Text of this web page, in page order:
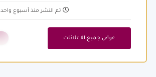
تم النشر منذ أسبوع واحد
عرض جميع الاعلانات